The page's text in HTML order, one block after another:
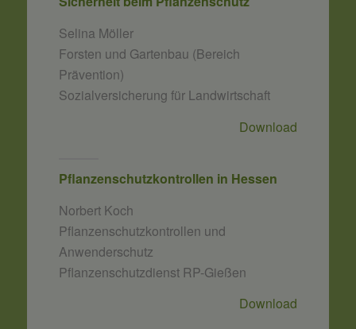
Selina Möller
Forsten und Gartenbau (Bereich
Prävention)
Sozialversicherung für Landwirtschaft
Download
Pflanzenschutzkontrollen in Hessen
Norbert Koch
Pflanzenschutzkontrollen und
Anwenderschutz
Pflanzenschutzdienst RP-Gießen
Download